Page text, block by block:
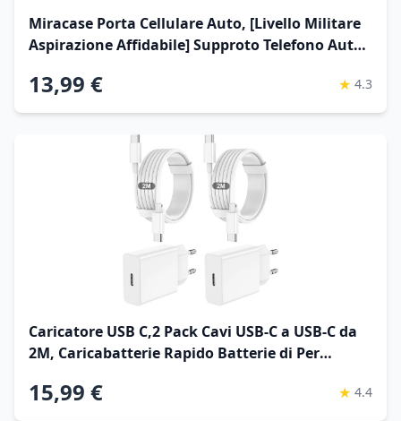
Miracase Porta Cellulare Auto, [Livello Militare
Aspirazione Affidabile] Supproto Telefono Auto
Aerazione E Parabrezza Adatto a Tutti
Smartphone Global Recycled Standard
13,99 € ★ 4.3
Caricatore USB C,2 Pack Cavi USB-C a USB-C da
2M, Caricabatterie Rapido Batterie di Per
S25/S24, Per iPad/Pro/Min, charger adattatore
15,99 € ★ 4.4